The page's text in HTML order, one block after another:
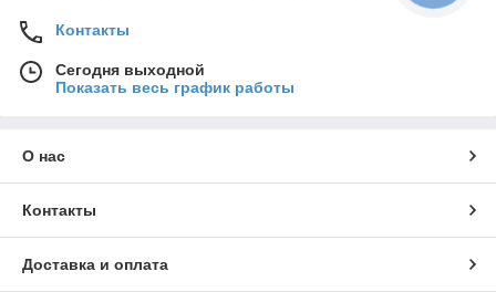
Контакты
Сегодня выходной
Показать весь график работы
О нас
Контакты
Доставка и оплата